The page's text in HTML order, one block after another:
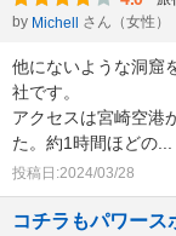
by Michell さん（女性）
他にないような洞窟
社です。
アクセスは宮崎空港
た。約1時間ほどの
投稿日:2024/03/28
コチラもパワース